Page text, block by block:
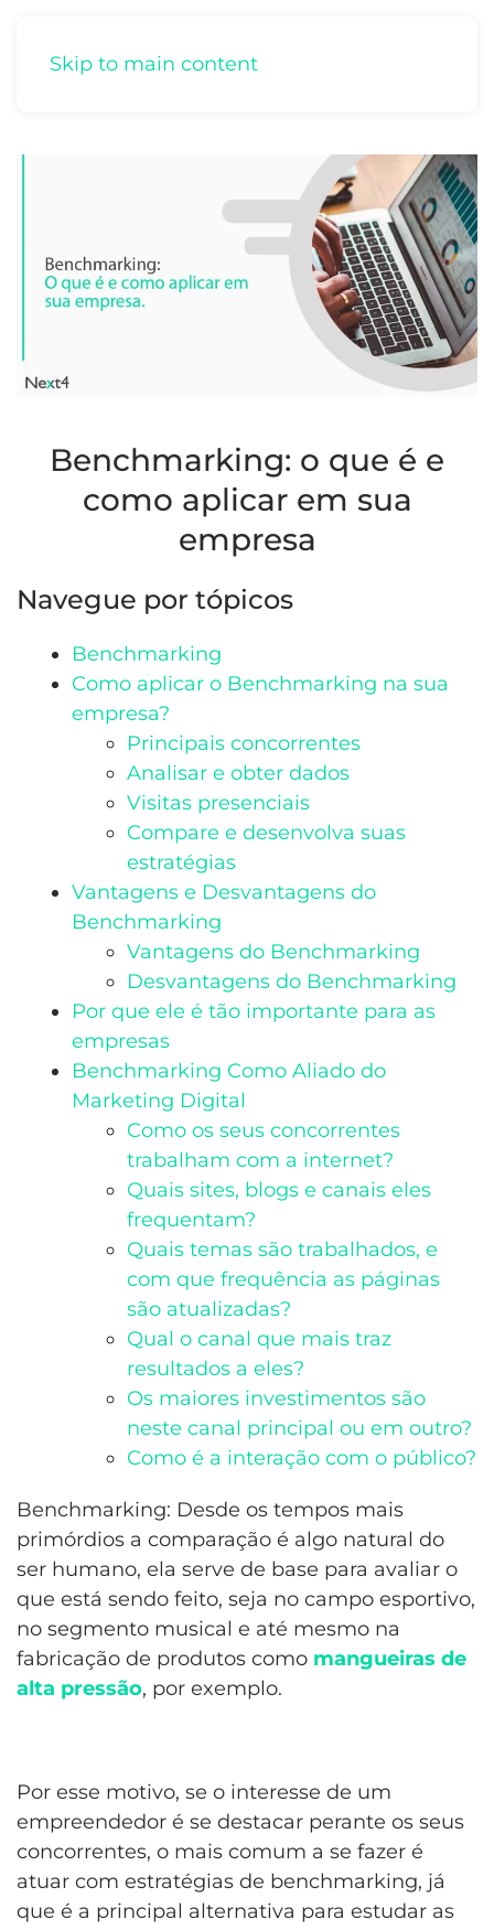
Skip to main content
Benchmarking: o que é e
como aplicar em sua
empresa
Navegue por tópicos
Benchmarking
Como aplicar o Benchmarking na sua
empresa?
Principais concorrentes
Analisar e obter dados
Visitas presenciais
Compare e desenvolva suas
estratégias
Vantagens e Desvantagens do
Benchmarking
Vantagens do Benchmarking
Desvantagens do Benchmarking
Por que ele é tão importante para as
empresas
Benchmarking Como Aliado do
Marketing Digital
Como os seus concorrentes
trabalham com a internet?
Quais sites, blogs e canais eles
frequentam?
Quais temas são trabalhados, e
com que frequência as páginas
são atualizadas?
Qual o canal que mais traz
resultados a eles?
Os maiores investimentos são
neste canal principal ou em outro?
Como é a interação com o público?
Benchmarking: Desde os tempos mais
primórdios a comparação é algo natural do
ser humano, ela serve de base para avaliar o
que está sendo feito, seja no campo esportivo,
no segmento musical e até mesmo na
fabricação de produtos como mangueiras de
alta pressão, por exemplo.
Por esse motivo, se o interesse de um
empreendedor é se destacar perante os seus
concorrentes, o mais comum a se fazer é
atuar com estratégias de benchmarking, já
que é a principal alternativa para estudar as